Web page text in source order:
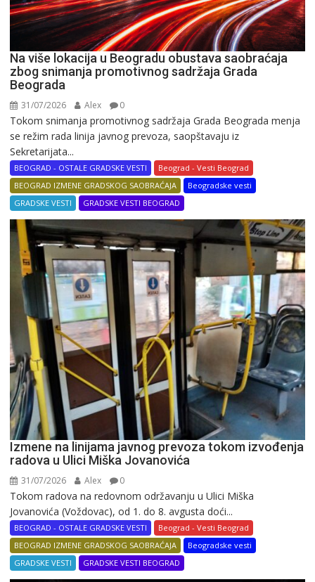
Na više lokacija u Beogradu obustava saobraćaja
zbog snimanja promotivnog sadržaja Grada
Beograda
31/07/2026 Alex 0
Tokom snimanja promotivnog sadržaja Grada Beograda menja
se režim rada linija javnog prevoza, saopštavaju iz
Sekretarijata...
BEOGRAD - OSTALE GRADSKE VESTI
Beograd - Vesti Beograd
BEOGRAD IZMENE GRADSKOG SAOBRAĆAJA
Beogradske vesti
GRADSKE VESTI
GRADSKE VESTI BEOGRAD
Izmene na linijama javnog prevoza tokom izvođenja
radova u Ulici Miška Jovanovića
31/07/2026 Alex 0
Tokom radova na redovnom održavanju u Ulici Miška
Jovanovića (Voždovac), od 1. do 8. avgusta doći...
BEOGRAD - OSTALE GRADSKE VESTI
Beograd - Vesti Beograd
BEOGRAD IZMENE GRADSKOG SAOBRAĆAJA
Beogradske vesti
GRADSKE VESTI
GRADSKE VESTI BEOGRAD